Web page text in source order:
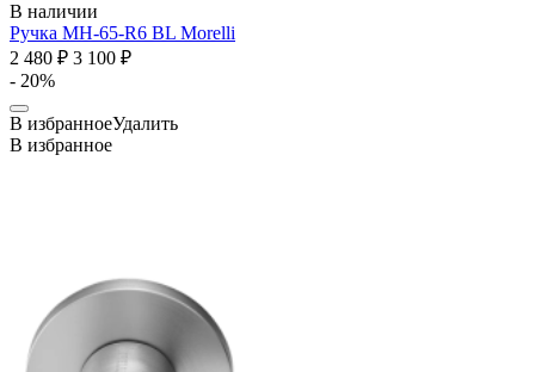
В наличии
Ручка MH-65-R6 BL Morelli
2 480 ₽ 3 100 ₽
- 20%
В избранноеУдалить
В избранное